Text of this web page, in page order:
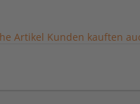
Artikel Kunden kauften